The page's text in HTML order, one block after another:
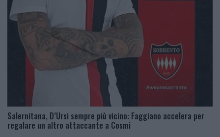
Salernitana, D’Ursi sempre più vicino: Faggiano accelera per
regalare un altro attaccante a Cosmi